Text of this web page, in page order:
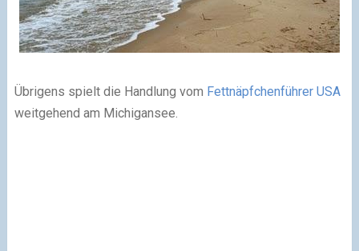
Übrigens spielt die Handlung vom Fettnäpfchenführer USA
weitgehend am Michigansee.